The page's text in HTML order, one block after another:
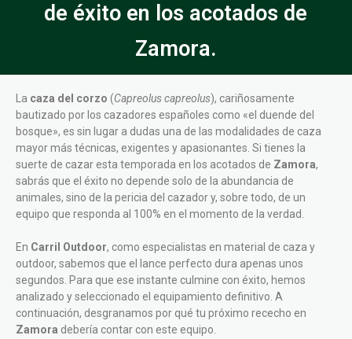
de éxito en los acotados de
Zamora.
La caza del corzo (Capreolus capreolus), cariñosamente
bautizado por los cazadores españoles como «el duende del
bosque», es sin lugar a dudas una de las modalidades de caza
mayor más técnicas, exigentes y apasionantes. Si tienes la
suerte de cazar esta temporada en los acotados de Zamora,
sabrás que el éxito no depende solo de la abundancia de
animales, sino de la pericia del cazador y, sobre todo, de un
equipo que responda al 100% en el momento de la verdad.
En Carril Outdoor, como especialistas en material de caza y
outdoor, sabemos que el lance perfecto dura apenas unos
segundos. Para que ese instante culmine con éxito, hemos
analizado y seleccionado el equipamiento definitivo. A
continuación, desgranamos por qué tu próximo rececho en
Zamora debería contar con este equipo.